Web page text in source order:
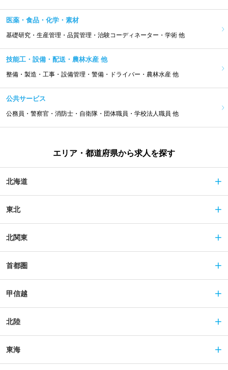
医薬・食品・化学・素材
基礎研究・生産管理・品質管理・治験コーディネーター・学術 他
技能工・設備・配送・農林水産 他
整備・製造・工事・設備管理・警備・ドライバー・農林水産 他
公共サービス
公務員・警察官・消防士・自衛隊・団体職員・学校法人職員 他
エリア・都道府県から求人を探す
北海道
東北
北関東
首都圏
甲信越
北陸
東海